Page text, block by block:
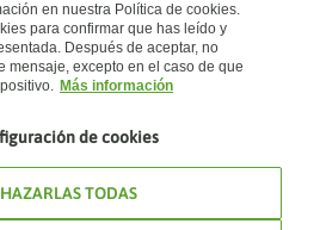
inglés
en nuestra Política de cookies.
para confirmar que has leído y
Después de aceptar, no
mensaje, excepto en el caso de que
Más información
de cookies
TODAS